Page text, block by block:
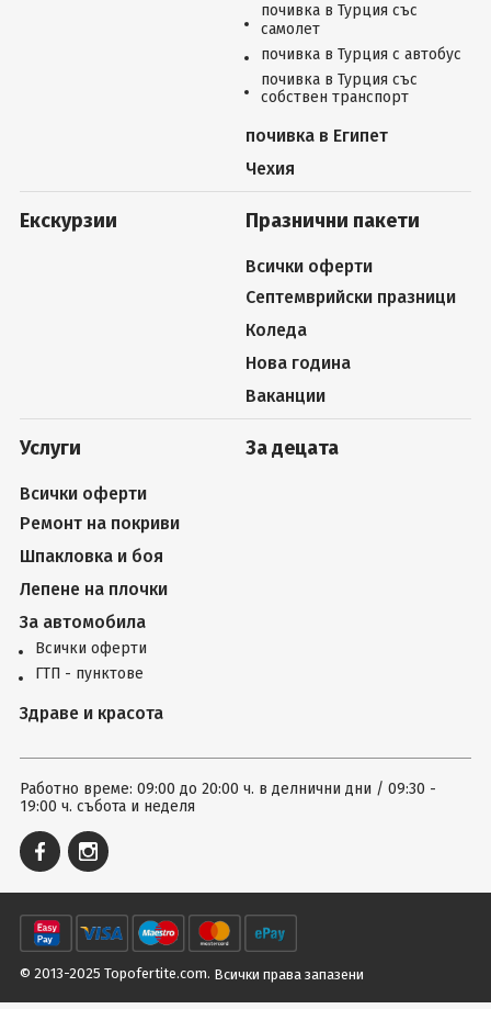
почивка в Турция със
самолет
почивка в Турция с автобус
почивка в Турция със
собствен транспорт
почивка в Египет
Чехия
Екскурзии Празнични пакети
Всички оферти
Септемврийски празници
Коледа
Нова година
Ваканции
Услуги
Всички оферти
Ремонт на покриви
Шпакловка и боя
Лепене на плочки
Всички оферти
ГТП - пунктове
За автомобила
Здраве и красота
За децата
Работно време: 09:00 до 20:00 ч. в делнични дни / 09:30 -
19:00 ч. събота и неделя
© 2013-2025 Topofertite.com. Всички права запазени